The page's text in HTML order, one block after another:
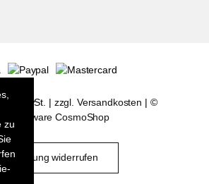
zu
MwSt. | zzgl. Versandkosten | ©
CosmoShop
Bestellung widerrufen